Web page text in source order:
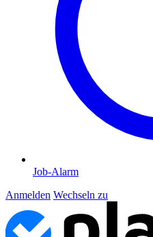
Job-Alarm
Anmelden Wechseln zu